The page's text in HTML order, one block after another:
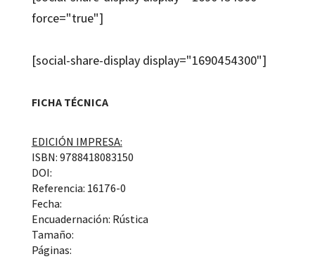
force="true"]
[social-share-display display="1690454300"]
FICHA TÉCNICA
EDICIÓN IMPRESA:
ISBN: 9788418083150
DOI:
Referencia: 16176-0
Fecha:
Encuadernación: Rústica
Tamaño:
Páginas: